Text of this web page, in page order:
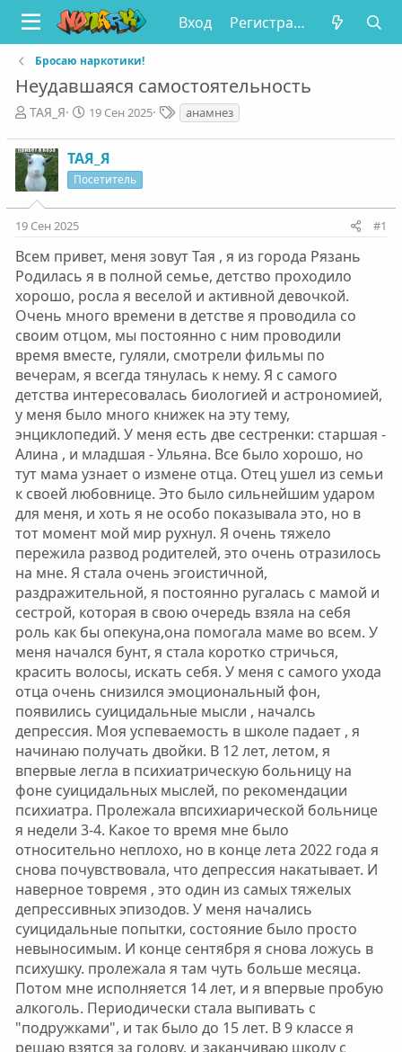
Вход Регистрация
Бросаю наркотики!
Неудавшаяся самостоятельность
А
т
о
р
т
е
м
ТАЯ_Я
Д
т
а
н
ч
а
19 Сен 2025
Т
е
г
анамнез
ТАЯ_Я
Посетитель
19 Сен 2025 #1
Всем привет, меня зовут Тая , я из города Рязань
Родилась я в полной семье, детство проходило
хорошо, росла я веселой и активной девочкой.
Очень много времени в детстве я проводила со
своим отцом, мы постоянно с ним проводили
время вместе, гуляли, смотрели фильмы по
вечерам, я всегда тянулась к нему. Я с самого
детства интересовалась биологией и астрономией,
у меня было много книжек на эту тему,
энциклопедий. У меня есть две сестренки: старшая -
Алина , и младшая - Ульяна. Все было хорошо, но
тут мама узнает о измене отца. Отец ушел из семьи
к своей любовнице. Это было сильнейшим ударом
для меня, и хоть я не особо показывала это, но в
тот момент мой мир рухнул. Я очень тяжело
пережила развод родителей, это очень отразилось
на мне. Я стала очень эгоистичной,
раздражительной, я постоянно ругалась с мамой и
сестрой, которая в свою очередь взяла на себя
роль как бы опекуна,она помогала маме во всем. У
меня начался бунт, я стала коротко стричься,
красить волосы, искать себя. У меня с самого ухода
отца очень снизился эмоциональный фон,
появились суицидальные мысли , началсь
депрессия. Моя успеваемость в школе падает , я
начинаю получать двойки. В 12 лет, летом, я
впервые легла в психиатрическую больницу на
фоне суицидальных мыслей, по рекомендации
психиатра. Пролежала впсихиарической больнице
я недели 3-4. Какое то время мне было
относительно неплохо, но в конце лета 2022 года я
снова почувствовала, что депрессия накатывает. И
наверное товремя , это один из самых тяжелых
депрессивных эпизодов. У меня начались
суицидальные попытки, состояние было просто
невыносимым. И конце сентября я снова ложусь в
психушку. пролежала я там чуть больше месяца.
Потом мне исполняется 14 лет, и я впервые пробую
алкоголь. Периодически стала выпивать с
"подружками", и так было до 15 лет. В 9 классе я
решаю взятся за голову, и заканчиваю школу с